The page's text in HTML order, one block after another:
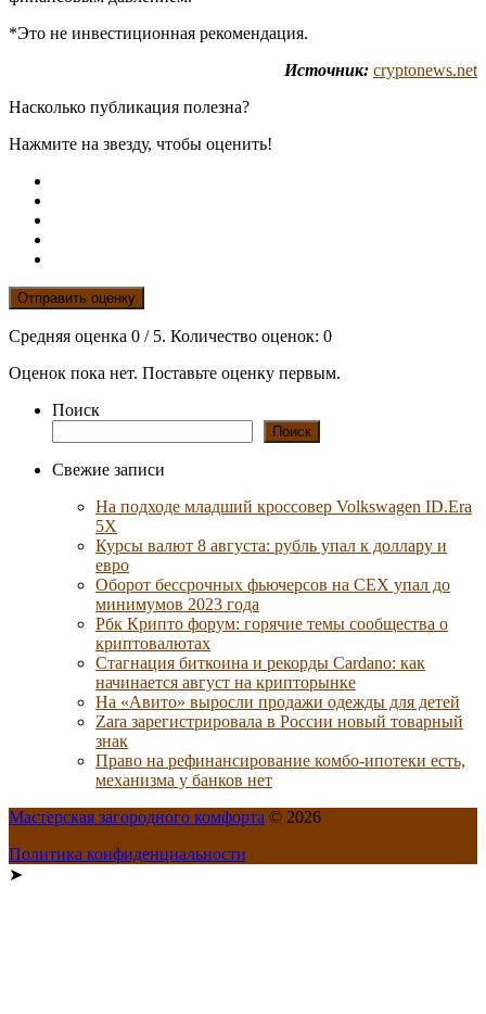
*Это не инвестиционная рекомендация.
Источник: cryptonews.net
Насколько публикация полезна?
Нажмите на звезду, чтобы оценить!
Отправить оценку
Средняя оценка 0 / 5. Количество оценок: 0
Оценок пока нет. Поставьте оценку первым.
Поиск
Поиск
Свежие записи
На подходе младший кроссовер Volkswagen ID.Era
5X
Курсы валют 8 августа: рубль упал к доллару и
евро
Оборот бессрочных фьючерсов на CEX упал до
минимумов 2023 года
Рбк Крипто форум: горячие темы сообщества о
криптовалютах
Стагнация биткоина и рекорды Cardano: как
начинается август на крипторынке
На «Авито» выросли продажи одежды для детей
Zara зарегистрировала в России новый товарный
знак
Право на рефинансирование комбо-ипотеки есть,
механизма у банков нет
Мастерская загородного комфорта © 2026
Политика конфиденциальности
➤